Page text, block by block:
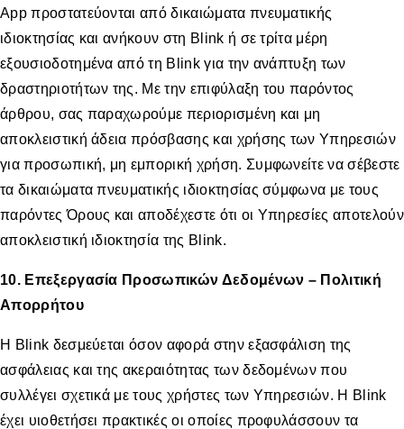
App προστατεύονται από δικαιώματα πνευματικής
ιδιοκτησίας και ανήκουν στη Blink ή σε τρίτα μέρη
εξουσιοδοτημένα από τη Blink για την ανάπτυξη των
δραστηριοτήτων της. Με την επιφύλαξη του παρόντος
άρθρου, σας παραχωρούμε περιορισμένη και μη
αποκλειστική άδεια πρόσβασης και χρήσης των Υπηρεσιών
για προσωπική, μη εμπορική χρήση. Συμφωνείτε να σέβεστε
τα δικαιώματα πνευματικής ιδιοκτησίας σύμφωνα με τους
παρόντες Όρους και αποδέχεστε ότι οι Υπηρεσίες αποτελούν
αποκλειστική ιδιοκτησία της Blink.
10. Επεξεργασία Προσωπικών Δεδομένων – Πολιτική
Απορρήτου
Η Βlink δεσμεύεται όσον αφορά στην εξασφάλιση της
ασφάλειας και της ακεραιότητας των δεδομένων που
συλλέγει σχετικά με τους χρήστες των Υπηρεσιών. Η Blink
έχει υιοθετήσει πρακτικές οι οποίες προφυλάσσουν τα